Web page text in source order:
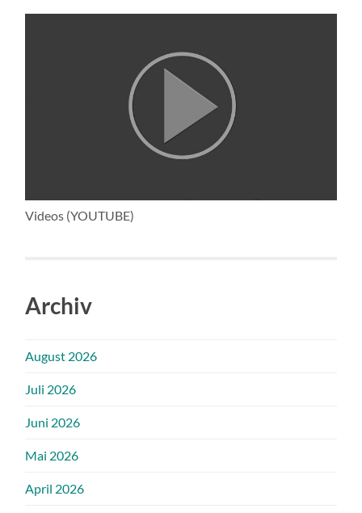
Videos (YOUTUBE)
Archiv
August 2026
Juli 2026
Juni 2026
Mai 2026
April 2026